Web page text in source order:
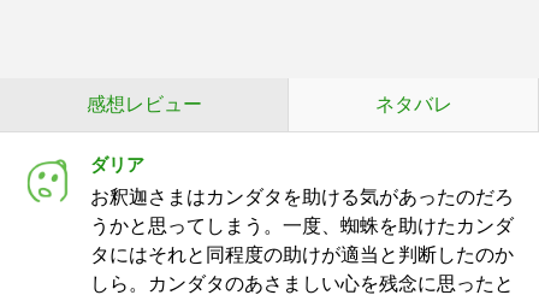
感想レビュー ネタバレ
ダリア
お釈迦さまはカンダタを助ける気があったのだろ
うかと思ってしまう。一度、蜘蛛を助けたカンダ
タにはそれと同程度の助けが適当と判断したのか
しら。カンダタのあさましい心を残念に思ったと